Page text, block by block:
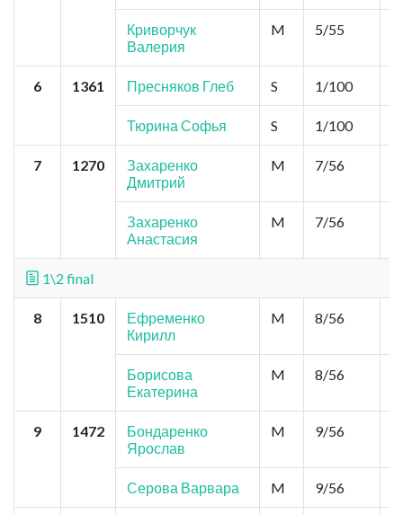
Криворчук
Валерия
M 5/55
6 1361 Пресняков Глеб S 1/100
Тюрина Софья S 1/100
7 1270
Захаренко
Дмитрий
M 7/56
Захаренко
Анастасия
M 7/56
1\2 final
8 1510
Ефременко
Кирилл
M 8/56
Борисова
Екатерина
M 8/56
9 1472
Бондаренко
Ярослав
M 9/56
Серова Варвара M 9/56